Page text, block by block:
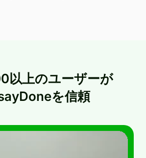
以上のユーザーが
を信頼